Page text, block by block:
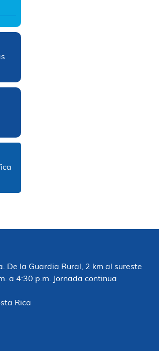
De la Guardia Rural, 2 km al sureste
a 4:30 p.m. Jornada continua
Rica